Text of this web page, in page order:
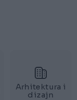
Arhitektura i
dizajn